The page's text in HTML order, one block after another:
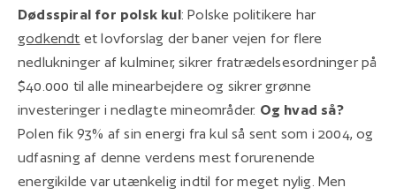
Dødsspiral for polsk kul: Polske politikere har
godkendt et lovforslag der baner vejen for flere
nedlukninger af kulminer, sikrer fratrædelsesordninger på
$40.000 til alle minearbejdere og sikrer grønne
investeringer i nedlagte mineområder. Og hvad så?
Polen fik 93% af sin energi fra kul så sent som i 2004, og
udfasning af denne verdens mest forurenende
energikilde var utænkelig indtil for meget nylig. Men